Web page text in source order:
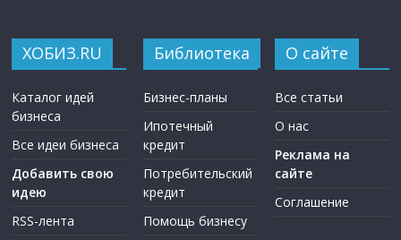
ХОБИЗ.RU
Каталог идей
бизнеса
Все идеи бизнеса
Добавить свою
идею
RSS-лента
Библиотека
Бизнес-планы
Ипотечный
кредит
Потребительский
кредит
Помощь бизнесу
О сайте
Все статьи
О нас
Реклама на
сайте
Соглашение